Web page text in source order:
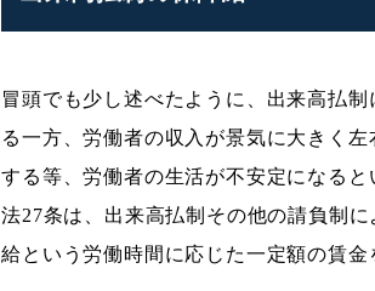
冒頭でも少し述べたように、出来高払
る一方、労働者の収入が景気に大きく
する等、労働者の生活が不安定になる
法27条は、出来高払制その他の請負制
給という労働時間に応じた一定額の賃金